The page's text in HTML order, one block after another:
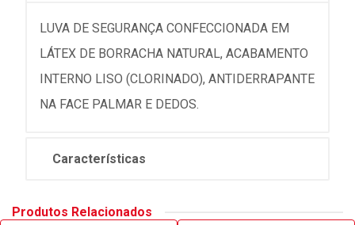
LUVA DE SEGURANÇA CONFECCIONADA EM
LÁTEX DE BORRACHA NATURAL, ACABAMENTO
INTERNO LISO (CLORINADO), ANTIDERRAPANTE
NA FACE PALMAR E DEDOS.
Características
Produtos Relacionados